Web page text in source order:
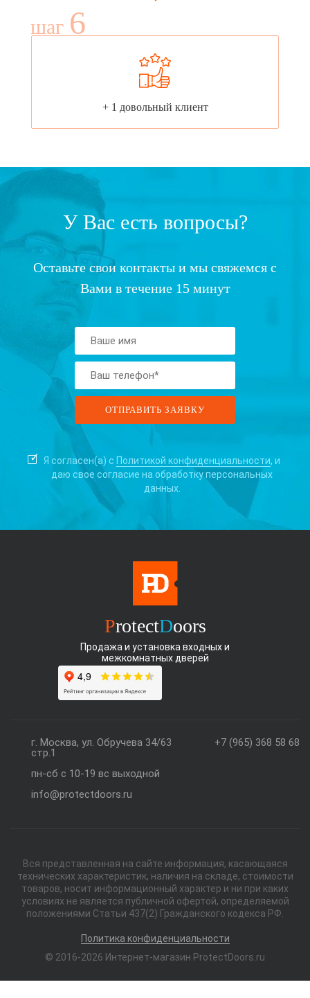
шаг 6
+ 1 довольный клиент
У Вас есть вопросы?
Оставьте свои контакты и мы свяжемся с
Вами в течение 15 минут
Я согласен(а) с Политикой конфиденциальности, и
даю свое согласие на обработку персональных
данных.
ProtectDoors
Продажа и установка входных и
межкомнатных дверей
+7 (965) 368 58 68
г. Москва, ул. Обручева 34/63
стр.1
пн-сб с 10-19 вс выходной
info@protectdoors.ru
Вся представленная на сайте информация, касающаяся
технических характеристик, наличия на складе, стоимости
товаров, носит информационный характер и ни при каких
условиях не является публичной офертой, определяемой
положениями Статьи 437(2) Гражданского кодекса РФ.
Политика конфиденциальности
© 2016-2026 Интернет-магазин ProtectDoors.ru